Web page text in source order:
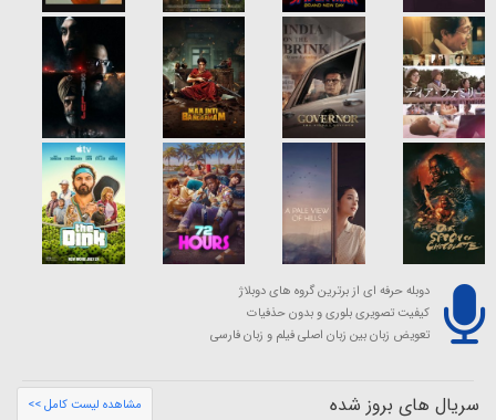
دوبله حرفه ای از برترین گروه های دوبلاژ
کیفیت تصویری بلوری و بدون حذفیات
تعویض زبان بین زبان اصلی فیلم و زبان فارسی
سریال های بروز شده مشاهده لیست کامل >>